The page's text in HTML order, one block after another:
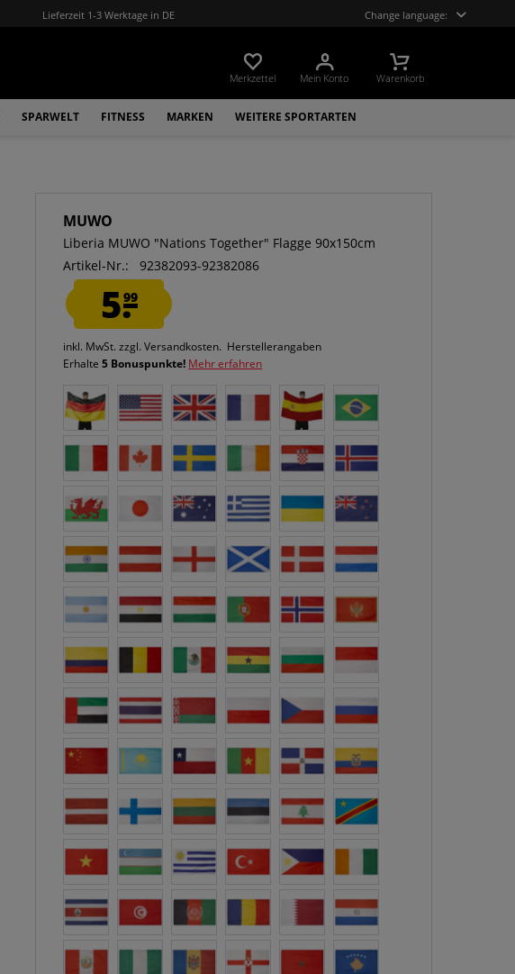
Lieferzeit 1-3 Werktage in DE Change language:
Merkzettel Mein Konto Warenkorb
SPARWELT FITNESS MARKEN WEITERE SPORTARTEN
MUWO
Liberia MUWO "Nations Together" Flagge 90x150cm
Artikel-Nr.:
92382093-92382086
5.99
inkl. MwSt.zzgl. Versandkosten. Herstellerangaben
Erhalte5 Bonuspunkte! Mehr erfahren